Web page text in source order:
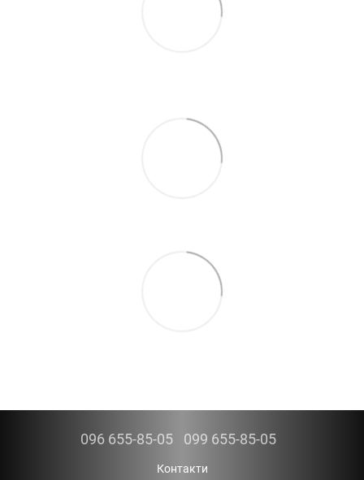
096 655-85-05 099 655-85-05
Контакти